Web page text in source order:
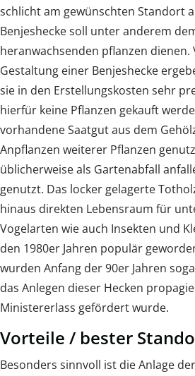
schlicht am gewünschten Standort
Benjeshecke soll unter anderem
heranwachsenden pflanzen dienen.
Gestaltung einer Benjeshecke
sie in den Erstellungskosten sehr
hierfür keine Pflanzen gekauft
vorhandene Saatgut aus dem
Anpflanzen weiterer Pflanzen
üblicherweise als Gartenabfall
genutzt. Das locker gelagerte
hinaus direkten Lebensraum für
Vogelarten wie auch Insekten und
den 1980er Jahren populär
wurden Anfang der 90er Jahren
das Anlegen dieser Hecken
Ministererlass gefördert wurde.
Vorteile / bester
Besonders sinnvoll ist die Anlage